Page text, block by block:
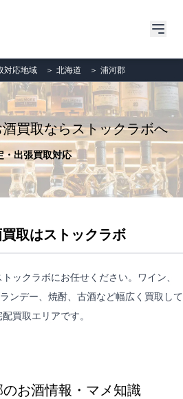
対応地域 ＞ 北海道 ＞ 浦河郡
買取ならストックラボへ
・出張買取対応
取はストックラボ
ックラボにお任せください。ワイン、
ンデー、焼酎、古酒など幅広く買取して
配買取エリアです。
お酒情報・マメ知識